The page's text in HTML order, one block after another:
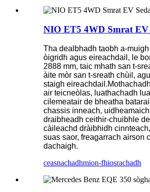
NIO ET5 4WD Smrat EV
Tha dealbhadh taobh a-
òigridh agus eireachdail, le
2888 mm, taic mhath san t-
àite mòr san t-sreath chùil,
staigh
air teicneòlas, luathachadh
cilemeatair de bheatha
chassis inneach,
draibheadh ​​​​ceithir-chuibhle
càileachd dràibhidh
suas saor, freagarrach airson
dachaigh.
ceasnachadhmion-fhiosrachadh